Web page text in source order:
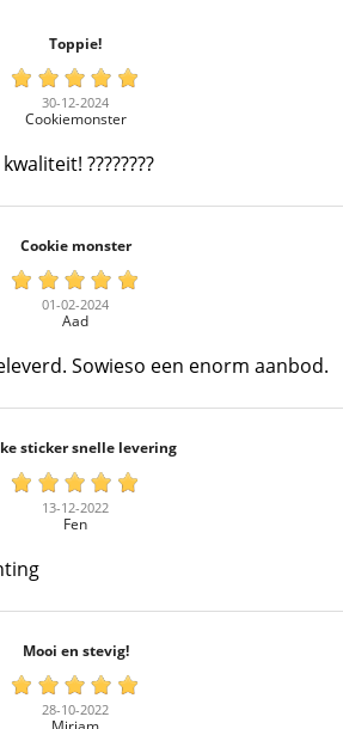
Toppie!
30-12-2024
Cookiemonster
????????
Cookie monster
01-02-2024
Aad
Sowieso een enorm aanbod.
sticker snelle levering
13-12-2022
Fen
Mooi en stevig!
28-10-2022